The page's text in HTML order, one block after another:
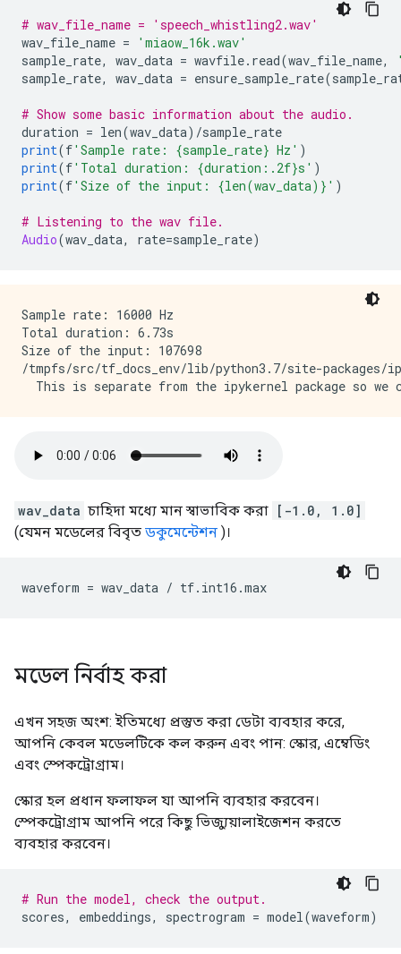
# wav_file_name = 'speech_whistling2.wav'
wav_file_name =
'miaow_16k.wav'
sample_rate, wav_data = wavfile. read(wav_file_name,
sample_rate, wav_data = ensure_sample_rate(
# Show some basic information about the audio.
duration = len(wav_data)/sample_rate
print(f'Sample rate: {sample_rate} Hz' )
print(f'Total duration: {duration:.2f}s' )
print(f'Size of the input: {len(wav_data)}' )
# Listening to the wav file.
Audio(wav_data, rate=sample_rate)
Sample rate: 16000 Hz
Total duration: 6.73s
Size of the input: 107698
/tmpfs/src/tf_docs_env/lib/python3.7/site-packages/
wav_data চাহিদা মধ্যে মান স্বাভাবিক করা [-1.0, 1.0]
(যেমন মডেলের বিবৃত ডকুমেন্টেশন )।
waveform = wav_data / tf. int16 .max
মডেল নির্বাহ করা
এখন সহজ অংশ: ইতিমধ্যে প্রস্তুত করা ডেটা ব্যবহার করে,
আপনি কেবল মডেলটিকে কল করুন এবং পান: স্কোর, এম্বেডিং
এবং স্পেকট্রোগ্রাম।
স্কোর হল প্রধান ফলাফল যা আপনি ব্যবহার করবেন।
স্পেকট্রোগ্রাম আপনি পরে কিছু ভিজ্যুয়ালাইজেশন করতে
ব্যবহার করবেন।
# Run the model, check the output.
scores, embeddings, spectrogram = model(waveform)